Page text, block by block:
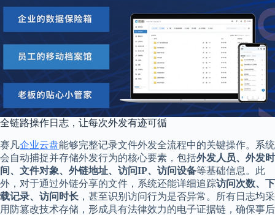
全链路操作日志，让每次外发有迹可循
赛凡企业云盘能够完整记录文件外发全流程中的关键操作。系统
会自动捕捉并存储外发行为的核心要素，包括外发人员、外发时
间、文件对象、外链地址、访问IP、访问设备等基础信息。此
外，对于通过外链分享的文件，系统还能详细追踪访问次数、下
载记录、访问时长 ，甚至识别访问行为是否异常。所有日志均采
用防篡改技术存储，形成具有法律效力的电子证据链，确保事后